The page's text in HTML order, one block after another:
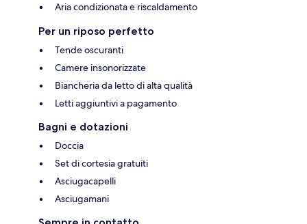
Aria condizionata e riscaldamento
Per un riposo perfetto
Tende oscuranti
Camere insonorizzate
Biancheria da letto di alta qualità
Letti aggiuntivi a pagamento
Bagni e dotazioni
Doccia
Set di cortesia gratuiti
Asciugacapelli
Asciugamani